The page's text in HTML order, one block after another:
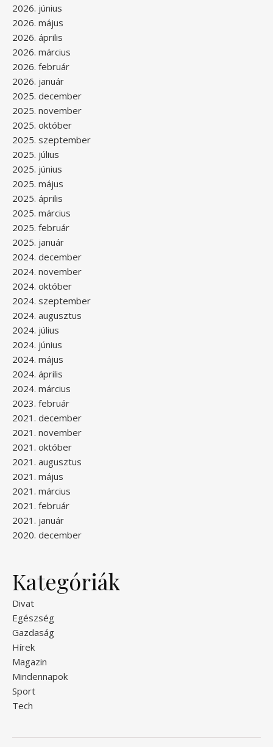
2026. június
2026. május
2026. április
2026. március
2026. február
2026. január
2025. december
2025. november
2025. október
2025. szeptember
2025. július
2025. június
2025. május
2025. április
2025. március
2025. február
2025. január
2024. december
2024. november
2024. október
2024. szeptember
2024. augusztus
2024. július
2024. június
2024. május
2024. április
2024. március
2023. február
2021. december
2021. november
2021. október
2021. augusztus
2021. május
2021. március
2021. február
2021. január
2020. december
Kategóriák
Divat
Egészség
Gazdaság
Hírek
Magazin
Mindennapok
Sport
Tech